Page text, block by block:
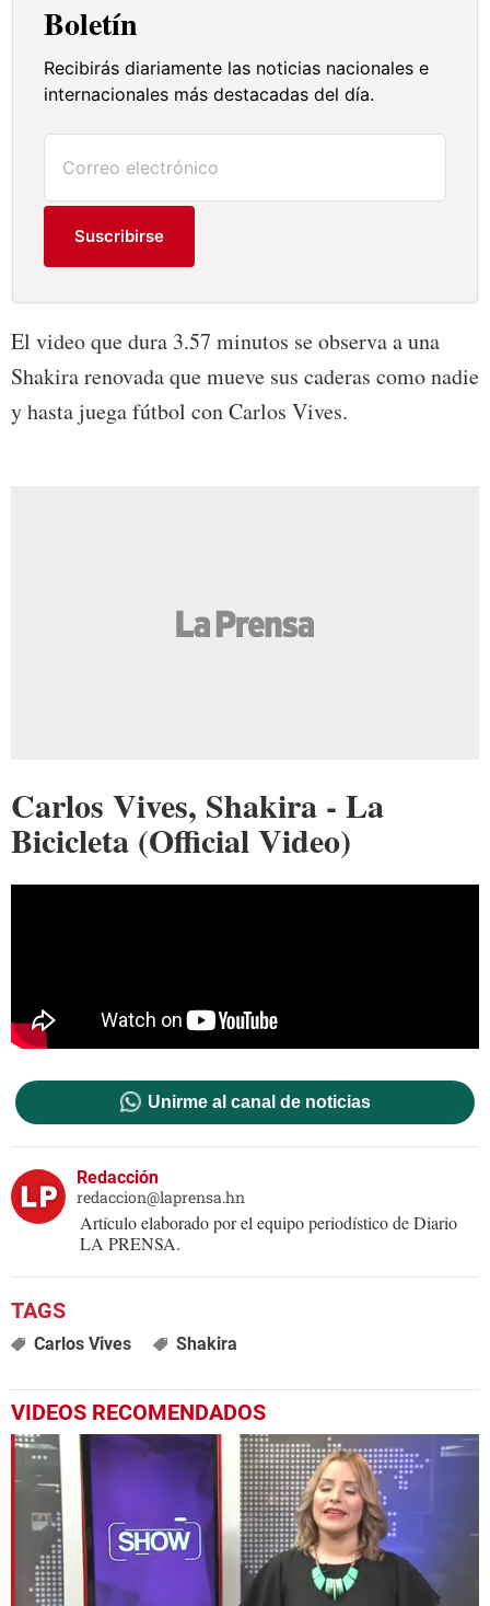
Boletín
Recibirás diariamente las noticias nacionales e
internacionales más destacadas del día.
Suscribirse
El video que dura 3.57 minutos se observa a una
Shakira renovada que mueve sus caderas como nadie
y hasta juega fútbol con Carlos Vives.
Carlos Vives, Shakira - La
Bicicleta (Official Video)
Unirme al canal de noticias
Redacción
redaccion@laprensa.hn
Artículo elaborado por el equipo periodístico de Diario
LA PRENSA.
Carlos Vives Shakira
VIDEOS RECOMENDADOS